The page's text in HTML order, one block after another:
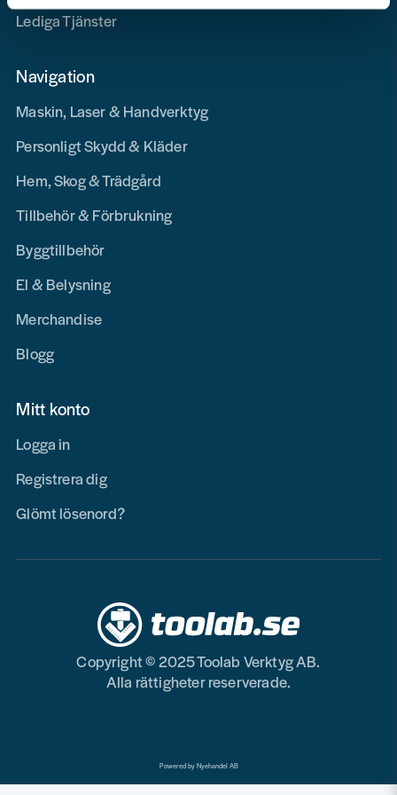
Lediga Tjänster
Navigation
Maskin, Laser & Handverktyg
Personligt Skydd & Kläder
Hem, Skog & Trädgård
Tillbehör & Förbrukning
Byggtillbehör
El & Belysning
Merchandise
Blogg
Mitt konto
Logga in
Registrera dig
Glömt lösenord?
Copyright © 2025 Toolab Verktyg AB.
Alla rättigheter reserverade.
Powered by Nyehandel AB